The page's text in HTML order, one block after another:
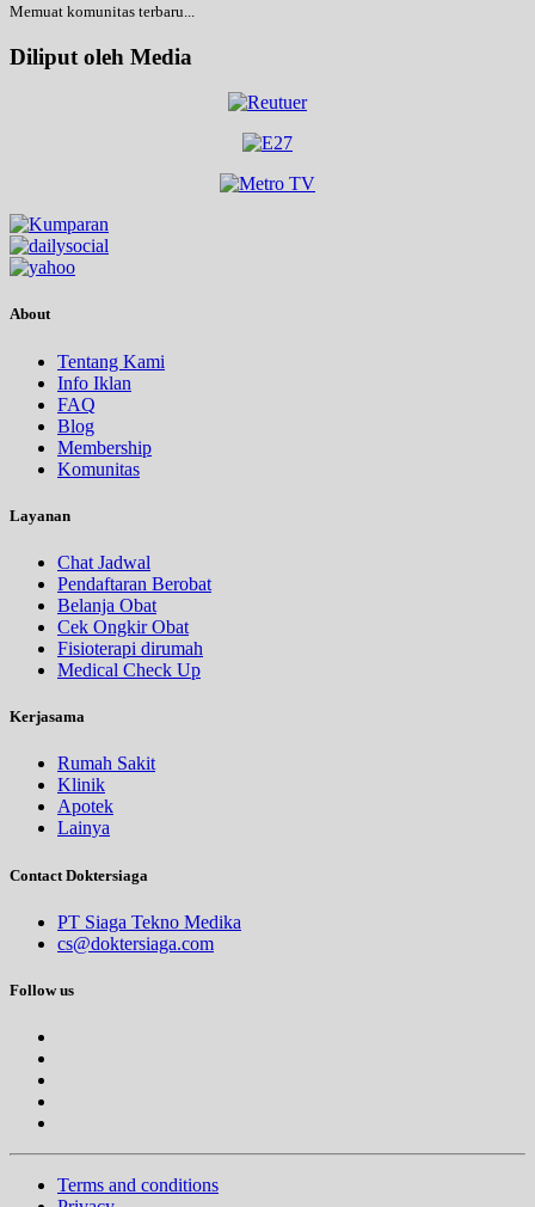
Memuat komunitas terbaru...
Diliput oleh Media
About
Tentang Kami
Info Iklan
FAQ
Blog
Membership
Komunitas
Layanan
Chat Jadwal
Pendaftaran Berobat
Belanja Obat
Cek Ongkir Obat
Fisioterapi dirumah
Medical Check Up
Kerjasama
Rumah Sakit
Klinik
Apotek
Lainya
Contact Doktersiaga
PT Siaga Tekno Medika
cs@doktersiaga.com
Follow us
Terms and conditions